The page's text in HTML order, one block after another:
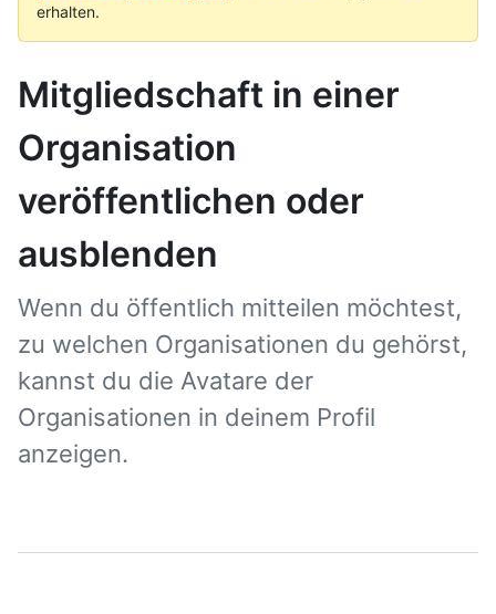
erhalten.
Mitgliedschaft in einer
Organisation
veröffentlichen oder
ausblenden
Wenn du öffentlich mitteilen möchtest,
zu welchen Organisationen du gehörst,
kannst du die Avatare der
Organisationen in deinem Profil
anzeigen.